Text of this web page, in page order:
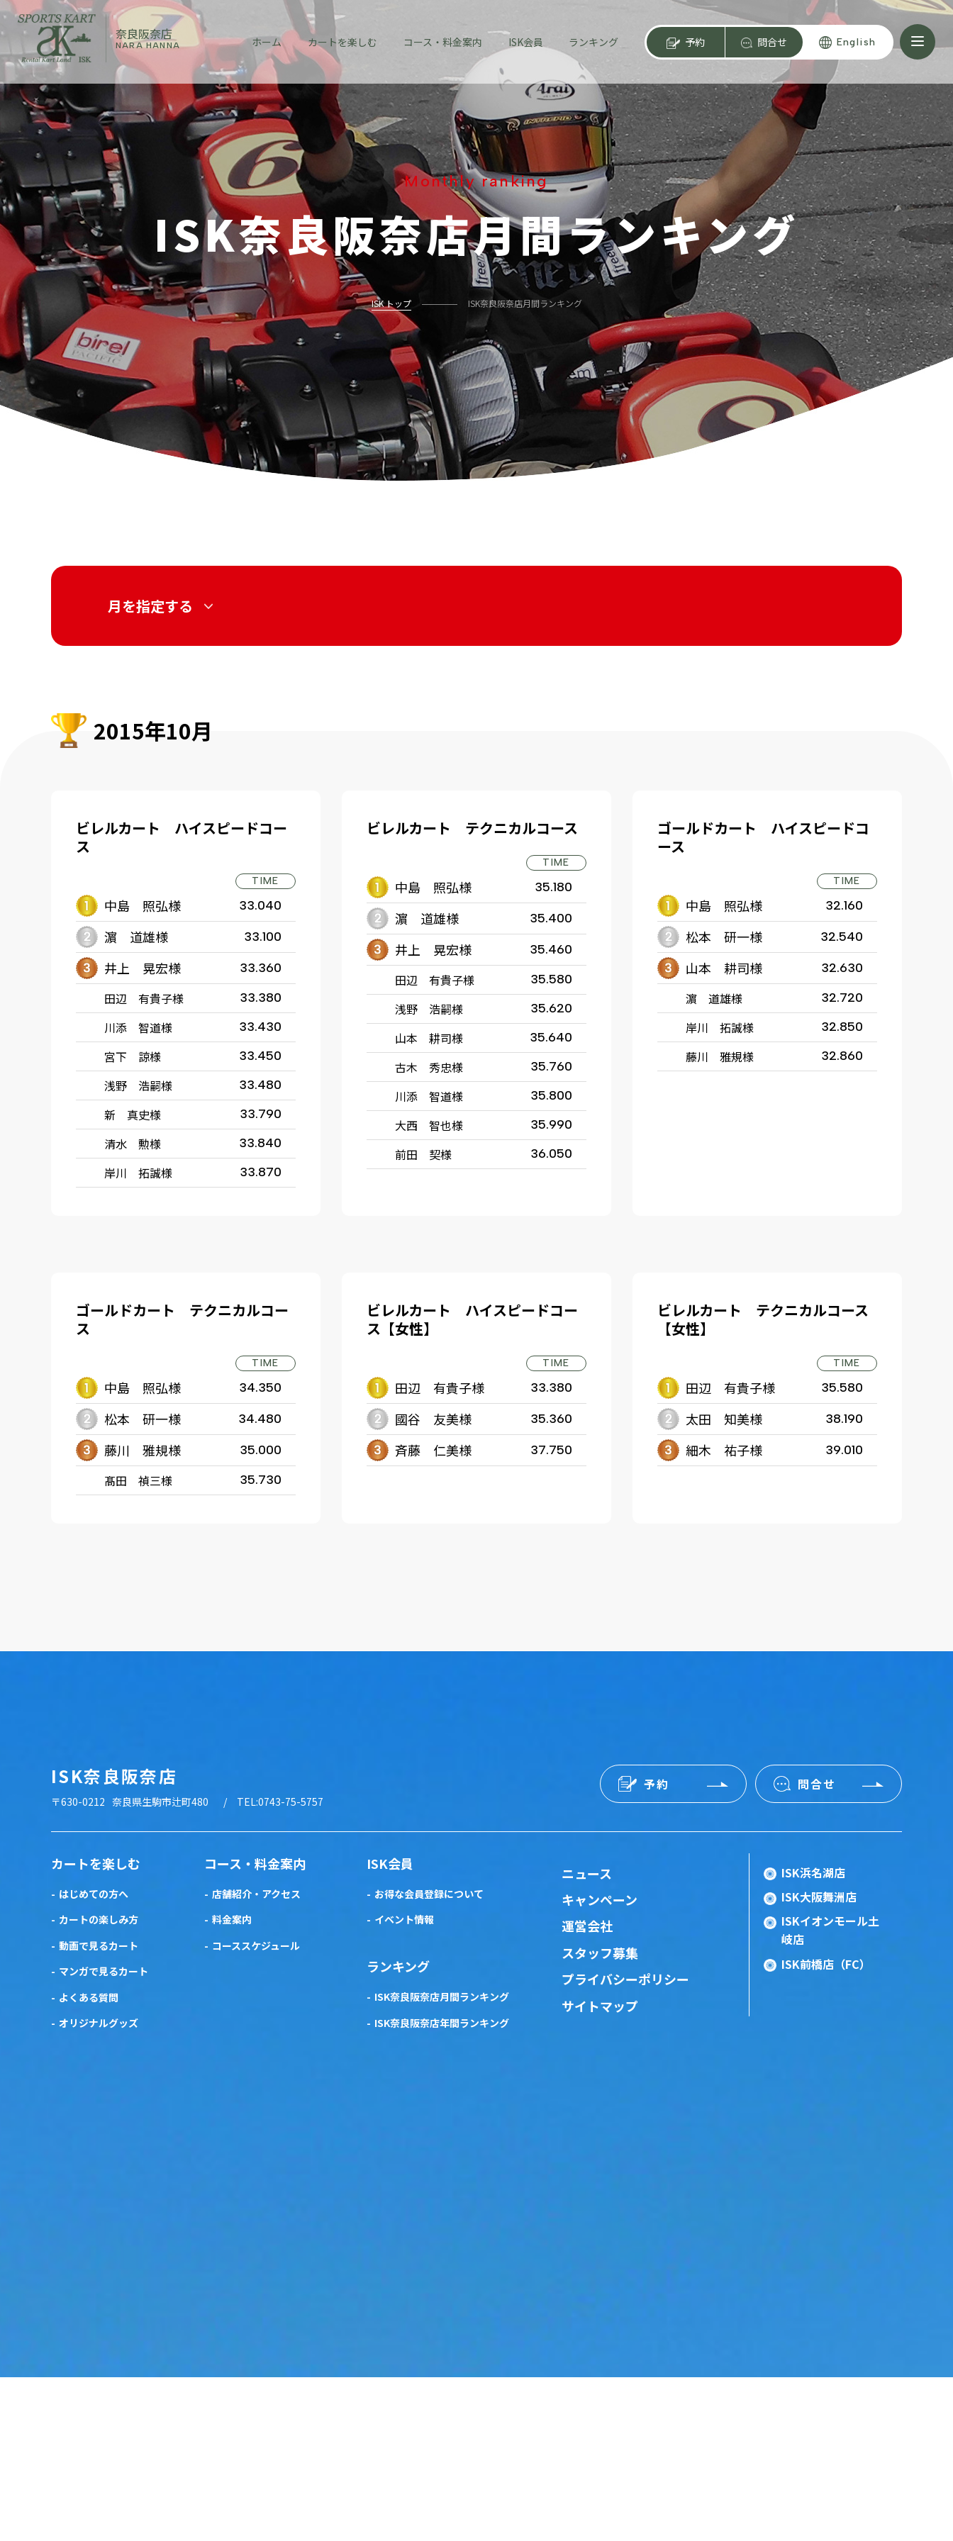
奈良阪奈店
NARA HANNA ホーム カートを楽しむ コース・料金案内 ISK会員 ランキング 予約 問合せ English
Monthly ranking
ISK奈良阪奈店月間ランキング
ISK トップ ISK奈良阪奈店月間ランキング
月を指定する
2015年10月
ビレルカート ハイスピードコー
ス
TIME
中島 照弘様 33.040
濵 道雄様 33.100
井上 晃宏様 33.360
田辺 有貴子様 33.380
川添 智道様 33.430
宮下 諒様 33.450
浅野 浩嗣様 33.480
新 真史様 33.790
清水 勲様 33.840
岸川 拓誠様 33.870
ビレルカート テクニカルコース
TIME
中島 照弘様 35.180
濵 道雄様 35.400
井上 晃宏様 35.460
田辺 有貴子様 35.580
浅野 浩嗣様 35.620
山本 耕司様 35.640
古木 秀忠様 35.760
川添 智道様 35.800
大西 智也様 35.990
前田 契様 36.050
ゴールドカート ハイスピードコ
ース
TIME
中島 照弘様 32.160
松本 研一様 32.540
山本 耕司様 32.630
濵 道雄様 32.720
岸川 拓誠様 32.850
藤川 雅規様 32.860
ゴールドカート テクニカルコー
ス
TIME
中島 照弘様 34.350
松本 研一様 34.480
藤川 雅規様 35.000
髙田 禎三様 35.730
ビレルカート ハイスピードコー
ス【女性】
TIME
田辺 有貴子様 33.380
國谷 友美様 35.360
斉藤 仁美様 37.750
ビレルカート テクニカルコース
【女性】
TIME
田辺 有貴子様 35.580
太田 知美様 38.190
細木 祐子様 39.010
ISK奈良阪奈店
〒630-0212 奈良県生駒市辻町480 TEL:0743-75-5757
予約 問合せ
カートを楽しむ
はじめての方へ
カートの楽しみ方
動画で見るカート
マンガで見るカート
よくある質問
オリジナルグッズ
コース・料金案内
店舗紹介・アクセス
料金案内
コーススケジュール
ISK会員
お得な会員登録について
イベント情報
ランキング
ISK奈良阪奈店月間ランキング
ISK奈良阪奈店年間ランキング
ニュース
キャンペーン
運営会社
スタッフ募集
プライバシーポリシー
サイトマップ
ISK浜名湖店
ISK大阪舞洲店
ISKイオンモール土
岐店
ISK前橋店（FC）